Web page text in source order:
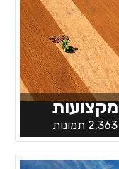
מקצועות
2,363 תמונות